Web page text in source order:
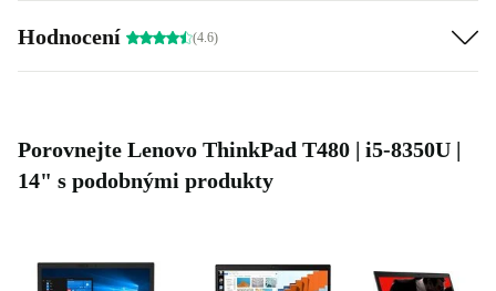
Hodnocení (4.6)
Porovnejte Lenovo ThinkPad T480 | i5-8350U |
14" s podobnými produkty